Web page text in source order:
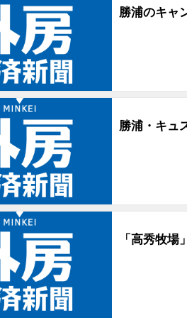
勝浦のキャ
勝浦・キュ
「高秀牧